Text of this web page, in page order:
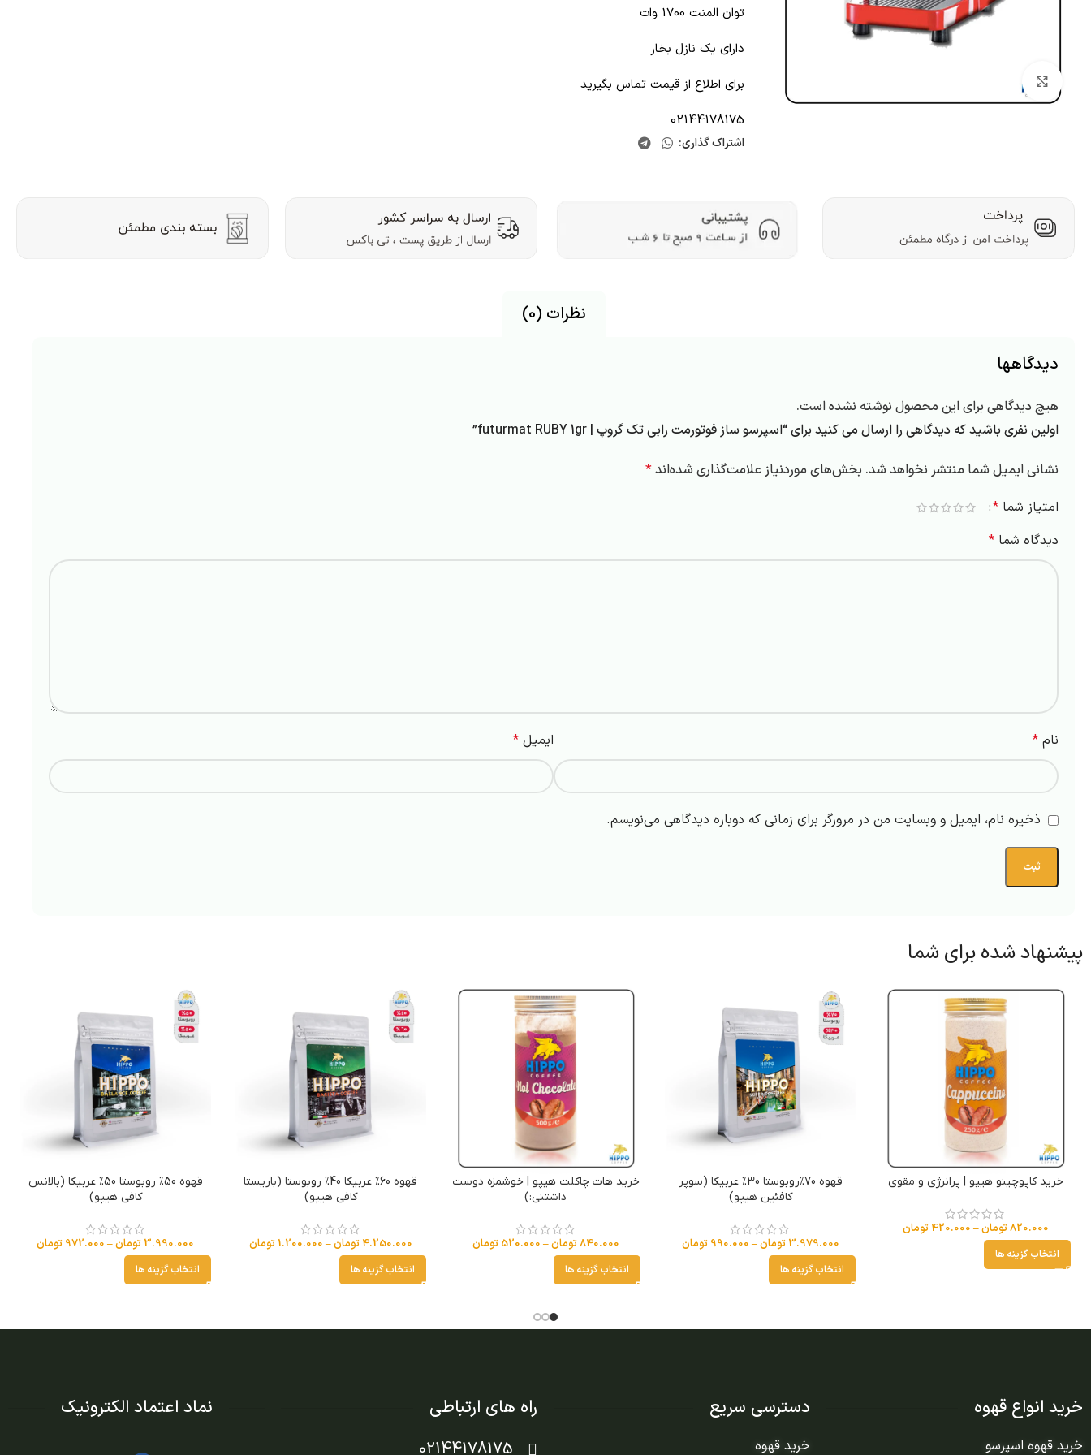
توان المنت 1700 وات
دارای یک نازل بخار
برای اطلاع از قیمت تماس بگیرید
02144178175
اشتراک گذاری:
نظرات (0)
دیدگاهها
هیچ دیدگاهی برای این محصول نوشته نشده است.
اولین نفری باشید که دیدگاهی را ارسال می کنید برای “اسپرسو ساز فوتورمت رابی تک گروپ | futurmat RUBY 1gr”
نشانی ایمیل شما منتشر نخواهد شد. بخش‌های موردنیاز علامت‌گذاری شده‌اند*
امتیاز شما *
دیدگاه شما *
نام * ایمیل *
ذخیره نام، ایمیل و وبسایت من در مرورگر برای زمانی که دوباره دیدگاهی می‌نویسم.
پیشنهاد شده برای شما
خرید کاپوچینو هیپو | پرانرژی و مقوی
820.000تومان–
420.000 تومان
انتخاب گزینه ها
قهوه 70%روبوستا 30% عربیکا (سوپر
کافئین هیپو)
3.979.000 تومان–
990.000 تومان
انتخاب گزینه ها
خرید هات چاکلت هیپو | خوشمزه دوست
داشتنی:)
840.000تومان–
520.000 تومان
انتخاب گزینه ها
قهوه 60% عربیکا 40% روبوستا (باریستا
کافی هیپو)
4.250.000 تومان–
1.200.000 تومان
انتخاب گزینه ها
قهوه 50% روبوستا 50% عربیکا (بالانس
کافی هیپو)
3.990.000 تومان–
972.000 تومان
انتخاب گزینه ها
خرید انواع قهوه
خرید قهوه اسپرسو
دسترسی سریع
خرید قهوه
راه های ارتباطی
02144178175
نماد اعتماد الکترونیک